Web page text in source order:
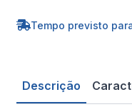
AC/DC
Tempo previsto
Descrição